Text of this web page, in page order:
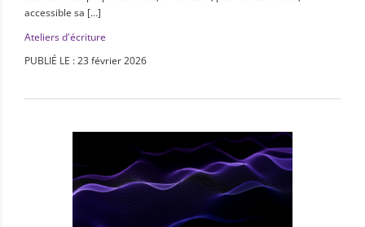
accessible sa […]
Ateliers d'écriture
PUBLIÉ LE : 23 février 2026